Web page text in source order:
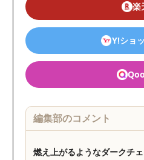
楽
Y!ショ
編集部のコメント
燃え上がるようなダークチ